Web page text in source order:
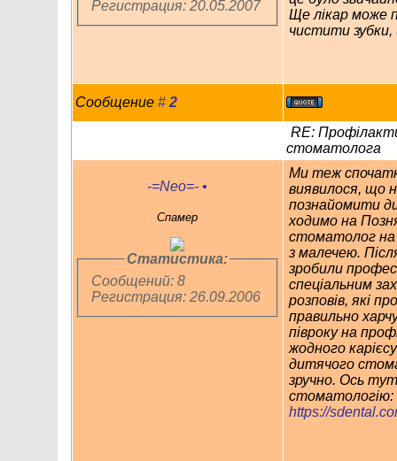
Регистрация: 20.05.2007
Ще лікар може
чистити
Сообщение # 2
RE:
стоматолога
-=Neo=- •
Спамер
Статистика:
Сообщений: 8
Регистрация: 26.09.2006
Ми теж
виявилося, що
познайомити
ходимо на
стоматолог на
з малечею.
зробили
спеціальним
розповів, які
правильно
півроку на
жодного
дитячого
зручно. Ось
стоматологію:
https://